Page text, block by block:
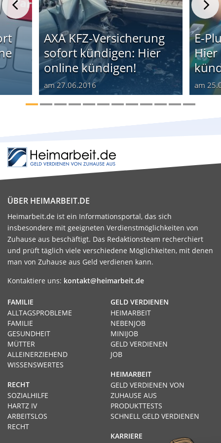
AXA KFZ-Versicherung
sofort kündigen: Hier
online kündigen!
am27.06.2016
E-
Hier
am
ÜBER HEIMARBEIT.DE
Heimarbeit.de ist ein Informationsportal, das sich
insbesondere mit geeigneten Verdienstmöglichkeiten von
Zuhause aus beschäftigt. Das Redaktionsteam recherchiert
und prüft täglich viele verschiedene Möglichkeiten, mit denen
man von Zuhause aus Geld verdienen kann.
Kontaktiere uns: kontakt@heimarbeit.de
GELD VERDIENEN
HEIMARBEIT
NEBENJOB
MINIJOB
GELD VERDIENEN
JOB
HEIMARBEIT
GELD VERDIENEN VON
ZUHAUSE AUS
PRODUKTTESTS
SCHNELL GELD VERDIENEN
KARRIERE
FAMILIE
ALLTAGSPROBLEME
FAMILIE
GESUNDHEIT
MÜTTER
ALLEINERZIEHEND
WISSENSWERTES
RECHT
SOZIALHILFE
HARTZ IV
ARBEITSLOS
RECHT